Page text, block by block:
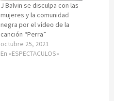
J Balvin se disculpa con las
mujeres y la comunidad
negra por el vídeo de la
canción “Perra”
octubre 25, 2021
En «ESPECTACULOS»